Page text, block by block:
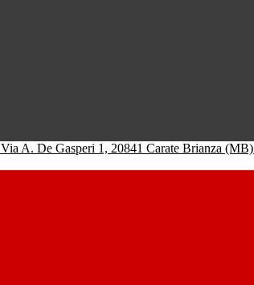
Via A. De Gasperi 1, 20841 Carate Brianza (MB)